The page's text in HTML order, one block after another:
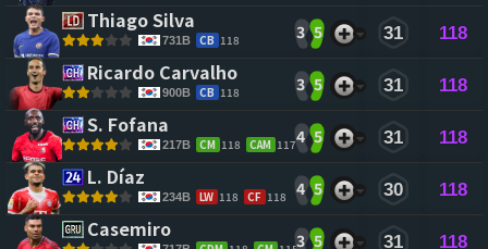
Thiago Silva
731B CB 118 3 5 31 118
Ricardo Carvalho
900B CB 118 3 5 31 118
S. Fofana
217B CM 118 CAM 1174 5 31 118
L. Díaz
234B LW 118 CF 118 4 5 30 118
Casemiro 3 5 31 118